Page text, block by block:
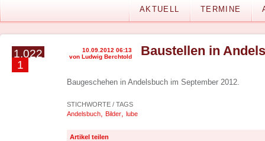
AKTUELL TERMINE
1.022
1
10.09.2012 06:13
von Ludwig Berchtold
Baustellen in
Baugeschehen in Andelsbuch im September 2012.
STICHWORTE / TAGS
Andelsbuch, Bilder, lube
Artikel teilen